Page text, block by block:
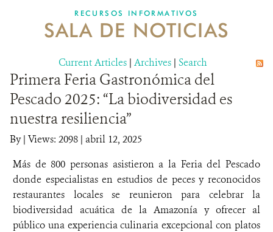
NOSOTROS
DONA
RECURSOS INFORMATIVOS
SALA DE NOTICIAS
Current Articles | Archives | Search
Primera Feria Gastronómica del
Pescado 2025: “La biodiversidad es
nuestra resiliencia”
By| Views: 2098 | abril 12, 2025
Más de 800 personas asistieron a la Feria del Pescado
donde especialistas en estudios de peces y reconocidos
restaurantes locales se reunieron para celebrar la
biodiversidad acuática de la Amazonía y ofrecer al
público una experiencia culinaria excepcional con platos